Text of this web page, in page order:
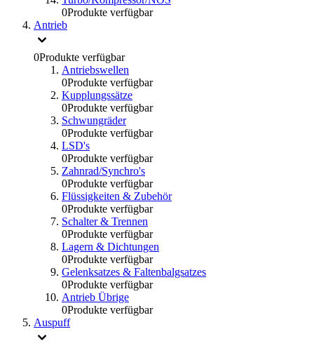
0Produkte verfügbar
Antrieb
0Produkte verfügbar
Antriebswellen
0Produkte verfügbar
Kupplungssätze
0Produkte verfügbar
Schwungräder
0Produkte verfügbar
LSD's
0Produkte verfügbar
Zahnrad/Synchro's
0Produkte verfügbar
Flüssigkeiten & Zubehör
0Produkte verfügbar
Schalter & Trennen
0Produkte verfügbar
Lagern & Dichtungen
0Produkte verfügbar
Gelenksatzes & Faltenbalgsatzes
0Produkte verfügbar
Antrieb Übrige
0Produkte verfügbar
Auspuff